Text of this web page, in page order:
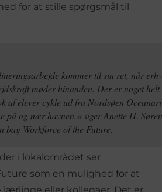
for at stille spørgsmål til
kommer til sin ret, når
møder hinanden. Der er noget
af elever cykle ud fra Nordsøen
på og nær havnen,« siger Anette H.
bag Workforce of the Future.
i lokalområdet ser
som en mulighed for at